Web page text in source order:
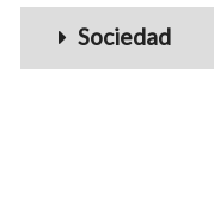
Sociedad